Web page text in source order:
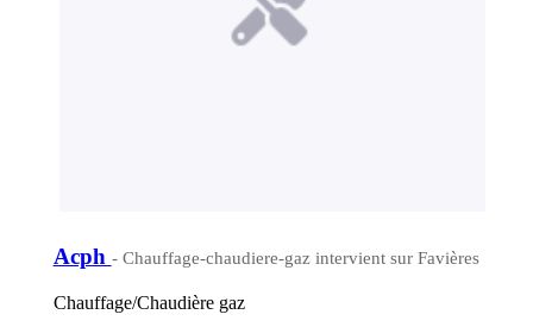
Acph - Chauffage-chaudiere-gaz intervient sur Favières
Chauffage/Chaudière gaz